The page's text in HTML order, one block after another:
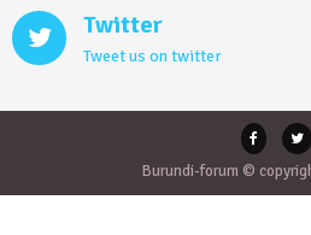
Twitter
Tweet us on twitter
Burundi-forum ©